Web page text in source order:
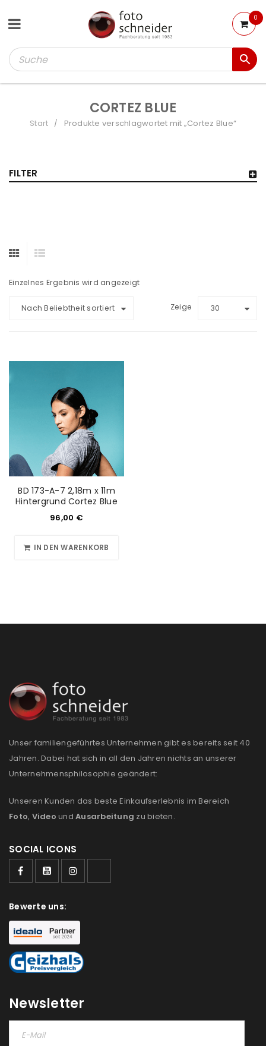
0
CORTEZ BLUE
Start / Produkte verschlagwortet mit „Cortez Blue“
FILTER
Einzelnes Ergebnis wird angezeigt
Nach Beliebtheit sortiert Zeige 30
BD 173-A-7 2,18m x 11m
Hintergrund Cortez Blue
96,00 €
IN DEN WARENKORB
Unser familiengeführtes Unternehmen gibt es bereits seit 40
Jahren. Dabei hat sich in all den Jahren nichts an unserer
Unternehmensphilosophie geändert:
Unseren Kunden das beste Einkaufserlebnis im Bereich
Foto, Video und Ausarbeitung zu bieten.
SOCIAL ICONS
Bewerte uns:
Newsletter